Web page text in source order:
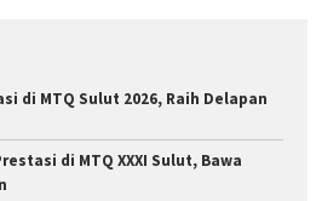
di MTQ Sulut 2026, Raih Delapan
di MTQ XXXI Sulut, Bawa